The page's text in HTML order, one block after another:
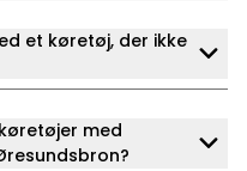
et køretøj, der ikke
med